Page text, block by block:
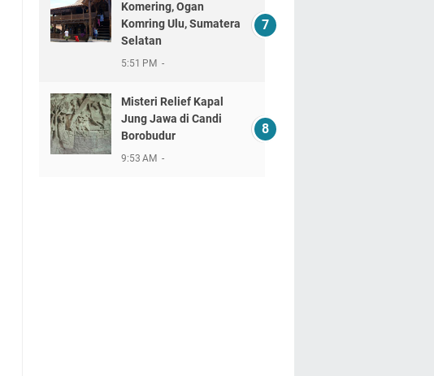
Komering, Ogan
Komring Ulu, Sumatera
Selatan
5:51 PM
Misteri Relief Kapal
Jung Jawa di Candi
Borobudur
9:53 AM